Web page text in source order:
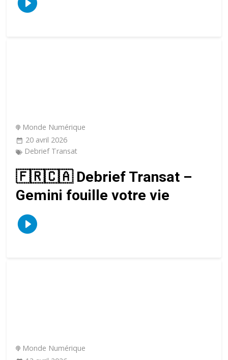
Monde Numérique
20 avril 2026
Debrief Transat
🇫🇷🇨🇦 Debrief Transat –
Gemini fouille votre vie
Monde Numérique